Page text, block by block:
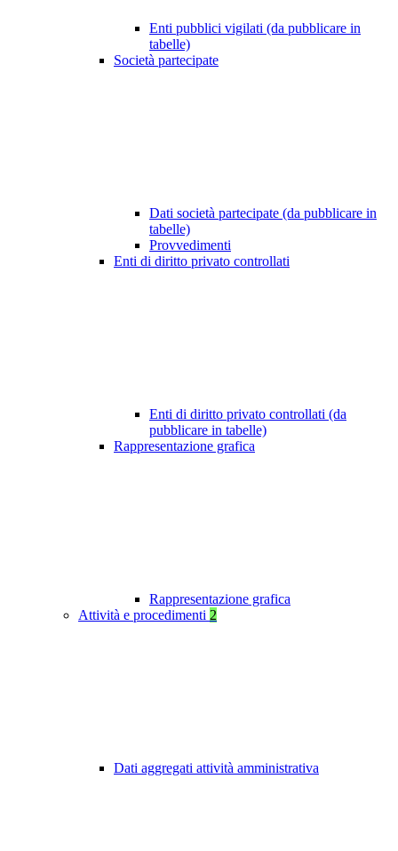
Enti pubblici vigilati (da pubblicare in
tabelle)
Società partecipate
Dati società partecipate (da pubblicare in
tabelle)
Provvedimenti
Enti di diritto privato controllati
Enti di diritto privato controllati (da
pubblicare in tabelle)
Rappresentazione grafica
Rappresentazione grafica
Attività e procedimenti 2
Dati aggregati attività amministrativa